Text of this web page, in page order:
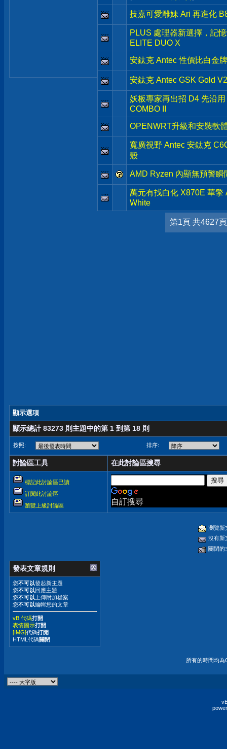
技嘉可愛雕妹 Ari 再進化
PLUS 處理器新選擇，記
ELITE DUO X
安鈦克 Antec 性價比白金
安鈦克 Antec GSK Gold
妖板專家再出招 D4 先沿
COMBO II
OPENWRT升級和安裝軟
寬廣視野 Antec 安鈦克
殼
AMD Ryzen 內顯無預警瞬
萬元有找白化 X870E 華
White
第1頁 共4627頁
顯示選項
顯示總計 83273 則主題中的第 1 到第 18 則
按照: 排序:
討論區工具 在此討論區搜尋
標記此討論區已讀
訂閱此討論區
瀏覽上級討論區
自訂搜尋
瀏覽新
沒有新
關閉的
發表文章規則
您不可以發起新主題
您不可以回應主題
您不可以 上傳附加檔案
您不可以編輯您的文章
vB 代碼打開
表情圖示打開
[IMG]代碼打開
HTML代碼關閉
所有的時間均為